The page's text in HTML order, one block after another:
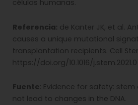
células humanas.
Referencia: de Kanter JK, et al.
causes a unique mutational
transplantation recipients. Cell
https://doi.org/10.1016/
Fuente: Evidence for safety:
not lead to changes in the DNA.